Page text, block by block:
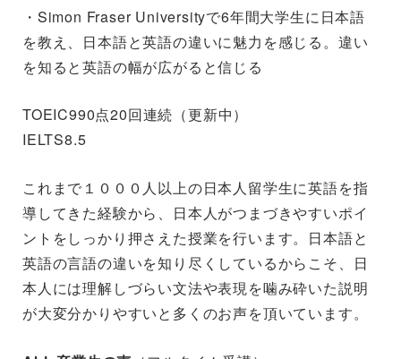
・Simon Fraser Universityで6年間大学生に日本語
を教え、日本語と英語の違いに魅力を感じる。違い
を知ると英語の幅が広がると信じる
TOEIC990点20回連続（更新中）
IELTS8.5
これまで１０００人以上の日本人留学生に英語を指
導してきた経験から、日本人がつまづきやすいポイ
ントをしっかり押さえた授業を行います。日本語と
英語の言語の違いを知り尽くしているからこそ、日
本人には理解しづらい文法や表現を噛み砕いた説明
が大変分かりやすいと多くのお声を頂いています。